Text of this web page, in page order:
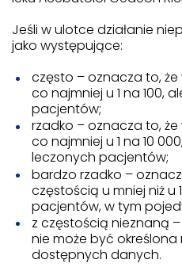
Jeśli w ulotce działanie
jako występujące:
często – oznacza to,
co najmniej u 1 na 100,
pacjentów;
rzadko – oznacza to,
co najmniej u 1 na 10
leczonych pacjentów;
bardzo rzadko –
częstością u mniej niż u
pacjentów, w tym
z częstością nieznaną
nie może być
dostępnych danych.